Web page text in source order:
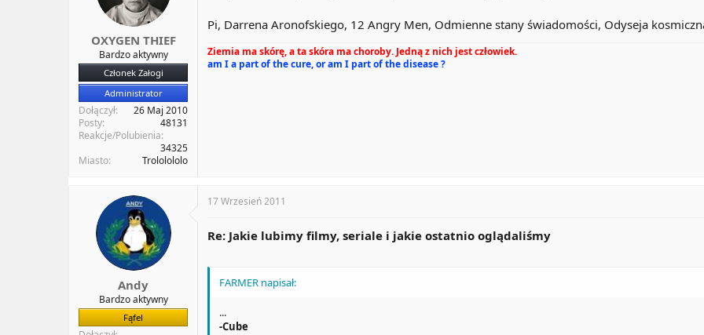
OXYGEN THIEF
Bardzo aktywny
Członek Załogi
Administrator
Dołączył
26 Maj 2010
Posty
48131
Reakcje/Polubienia
34325
Miasto
Trololololo
Pi, Darrena Aronofskiego, 12 Angry Men, Odmienne stany świadomości, Odyseja
Ziemia ma skórę, a ta skóra ma choroby. Jedną z nich jest człowiek.
am I a part of the cure, or am I part of the disease ?
Andy
Bardzo aktywny
Fąfel
17 Wrzesień 2011
Re: Jakie lubimy filmy, seriale i jakie ostatnio oglądaliśmy
FARMER napisał:
...
-Cube